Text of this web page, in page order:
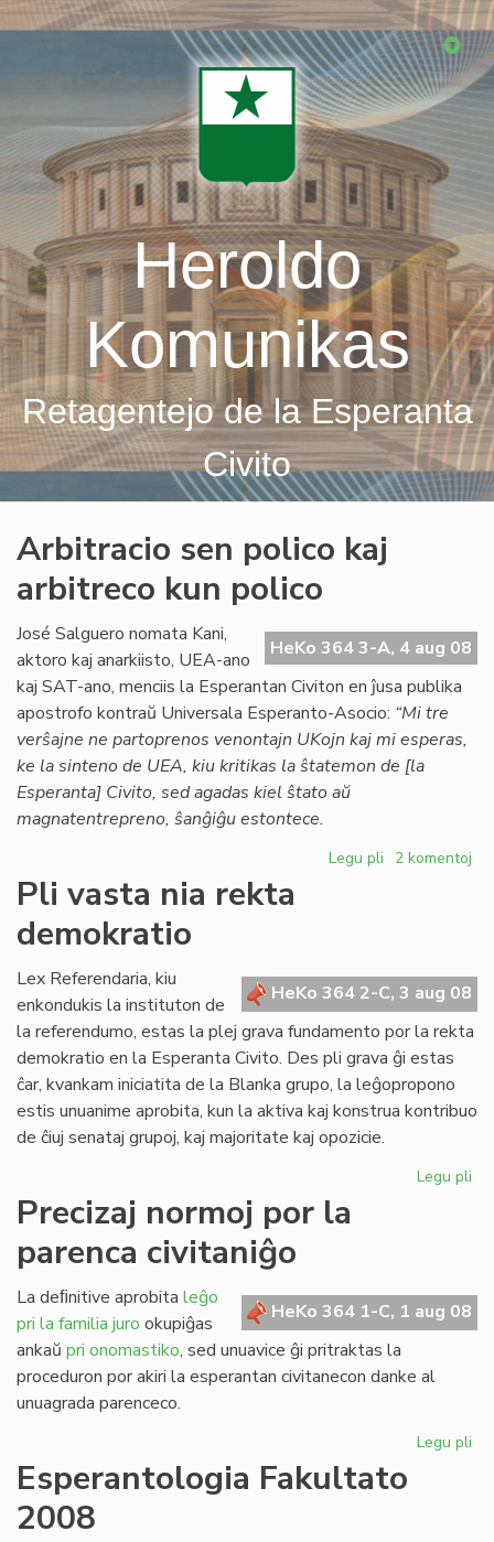
Skip
Heroldo
Komunikas
Retagentejo de la Esperanta
Civito
Arbitracio sen polico kaj
arbitreco kun polico
HeKo 364 3-A, 4 aug 08
José Salguero nomata Kani,
aktoro kaj anarkiisto, UEA-ano
kaj SAT-ano, menciis la Esperantan Civiton en ĵusa publika
apostrofo kontraŭ Universala Esperanto-Asocio: “Mi tre
verŝajne ne partoprenos venontajn UKojn kaj mi esperas,
ke la sinteno de UEA, kiu kritikas la ŝtatemon de [la
Esperanta] Civito, sed agadas kiel ŝtato aŭ
magnatentrepreno, ŝanĝiĝu estontece.
Legu pli pri
arbitreco
kun
polico
2 komentoj
Pli vasta nia rekta
demokratio
HeKo 364 2-C, 3 aug 08
Lex Referendaria, kiu
enkondukis la instituton de
la referendumo, estas la plej grava fundamento por la rekta
demokratio en la Esperanta Civito. Des pli grava ĝi estas
ĉar, kvankam iniciatita de la Blanka grupo, la leĝopropono
estis unuanime aprobita, kun la aktiva kaj konstrua kontribuo
de ĉiuj senataj grupoj, kaj majoritate kaj opozicie.
Legu pli
Precizaj normoj por la
parenca civitaniĝo
HeKo 364 1-C, 1 aug 08
La deﬁnitive aprobita leĝo
pri la familia juro okupiĝas
ankaŭ pri onomastiko, sed unuavice ĝi pritraktas la
proceduron por akiri la esperantan civitanecon danke al
unuagrada parenceco.
Legu pli
Esperantologia Fakultato
2008